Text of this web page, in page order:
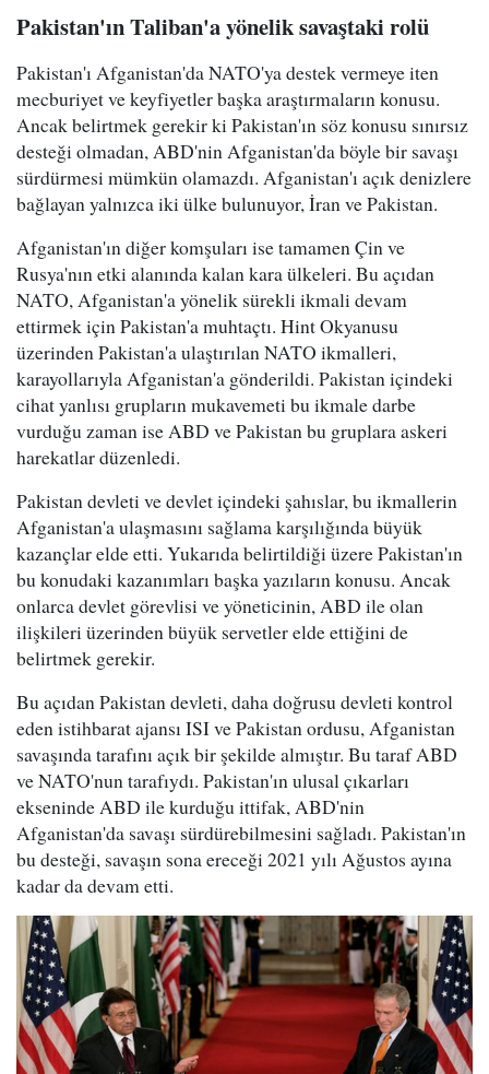
Pakistan'ın Taliban'a yönelik savaştaki rolü
Pakistan'ı Afganistan'da NATO'ya destek vermeye iten
mecburiyet ve keyfiyetler başka araştırmaların konusu.
Ancak belirtmek gerekir ki Pakistan'ın söz konusu sınırsız
desteği olmadan, ABD'nin Afganistan'da böyle bir savaşı
sürdürmesi mümkün olamazdı. Afganistan'ı açık denizlere
bağlayan yalnızca iki ülke bulunuyor, İran ve Pakistan.
Afganistan'ın diğer komşuları ise tamamen Çin ve
Rusya'nın etki alanında kalan kara ülkeleri. Bu açıdan
NATO, Afganistan'a yönelik sürekli ikmali devam
ettirmek için Pakistan'a muhtaçtı. Hint Okyanusu
üzerinden Pakistan'a ulaştırılan NATO ikmalleri,
karayollarıyla Afganistan'a gönderildi. Pakistan içindeki
cihat yanlısı grupların mukavemeti bu ikmale darbe
vurduğu zaman ise ABD ve Pakistan bu gruplara askeri
harekatlar düzenledi.
Pakistan devleti ve devlet içindeki şahıslar, bu ikmallerin
Afganistan'a ulaşmasını sağlama karşılığında büyük
kazançlar elde etti. Yukarıda belirtildiği üzere Pakistan'ın
bu konudaki kazanımları başka yazıların konusu. Ancak
onlarca devlet görevlisi ve yöneticinin, ABD ile olan
ilişkileri üzerinden büyük servetler elde ettiğini de
belirtmek gerekir.
Bu açıdan Pakistan devleti, daha doğrusu devleti kontrol
eden istihbarat ajansı ISI ve Pakistan ordusu, Afganistan
savaşında tarafını açık bir şekilde almıştır. Bu taraf ABD
ve NATO'nun tarafıydı. Pakistan'ın ulusal çıkarları
ekseninde ABD ile kurduğu ittifak, ABD'nin
Afganistan'da savaşı sürdürebilmesini sağladı. Pakistan'ın
bu desteği, savaşın sona ereceği 2021 yılı Ağustos ayına
kadar da devam etti.